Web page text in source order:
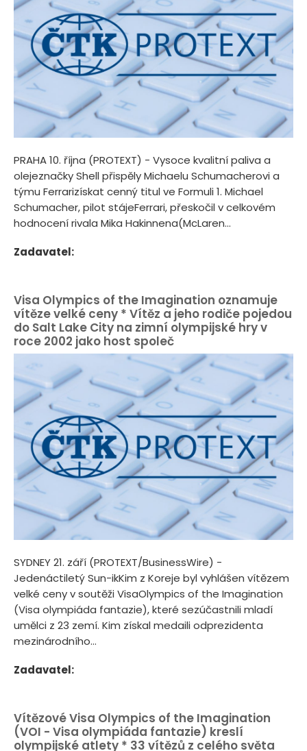
PRAHA 10. října (PROTEXT) - Vysoce kvalitní paliva a
olejeznačky Shell přispěly Michaelu Schumacherovi a
týmu Ferrarizískat cenný titul ve Formuli 1. Michael
Schumacher, pilot stájeFerrari, přeskočil v celkovém
hodnocení rivala Mika Hakinnena(McLaren...
Zadavatel:
Visa Olympics of the Imagination oznamuje
vítěze velké ceny * Vítěz a jeho rodiče pojedou
do Salt Lake City na zimní olympijské hry v
roce 2002 jako host společ
SYDNEY 21. září (PROTEXT/BusinessWire) -
Jedenáctiletý Sun-ikKim z Koreje byl vyhlášen vítězem
velké ceny v soutěži VisaOlympics of the Imagination
(Visa olympiáda fantazie), které sezúčastnili mladí
umělci z 23 zemí. Kim získal medaili odprezidenta
mezinárodního...
Zadavatel:
Vítězové Visa Olympics of the Imagination
(VOI - Visa olympiáda fantazie) kreslí
olympijské atlety * 33 vítězů z celého světa